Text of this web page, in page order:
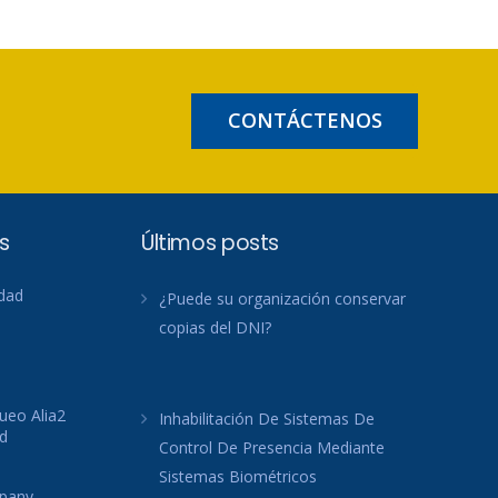
CONTÁCTENOS
Alia2
Últimos posts
¿Puede su organización conservar
copias del DNI?
Inhabilitación De Sistemas De
Control De Presencia Mediante
Sistemas Biométricos